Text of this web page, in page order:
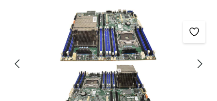
Bildergalerie überspringen